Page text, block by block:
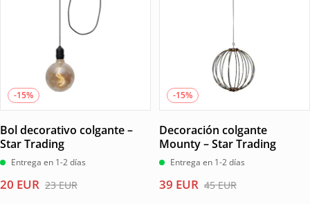
-15%
Bol decorativo colgante –
Star Trading
Entrega en 1-2 días
23EUR
El
20 EUR
El
-15%
Decoración colgante
Mounty – Star Trading
Entrega en 1-2 días
45EUR
El
39 EUR
El